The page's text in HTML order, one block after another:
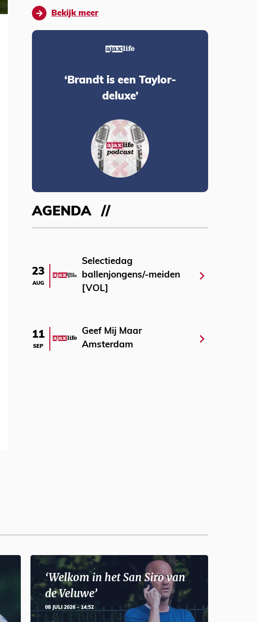
Bekijk meer
‘Brandt is een Taylor-
deluxe’
AGENDA
23
AUG
Selectiedag
ballenjongens/-meiden
[VOL]
11
SEP
Geef Mij Maar
Amsterdam
‘Welkom in het San Siro van
de Veluwe’
08 JULI 2026 - 14:52